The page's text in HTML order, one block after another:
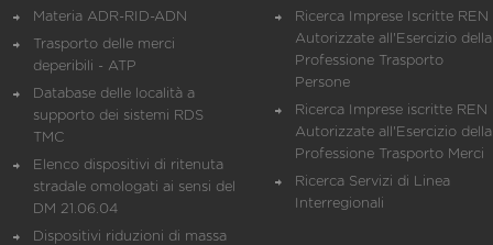
Materia ADR-RID-ADN
Trasporto delle merci
deperibili - ATP
Database delle località a
supporto dei sistemi RDS
TMC
Elenco dispositivi di ritenuta
stradale omologati ai sensi del
DM 21.06.04
Dispositivi riduzioni di massa
Ricerca Imprese Iscritte REN
Autorizzate all'Esercizio della
Professione Trasporto
Persone
Ricerca Imprese iscritte REN
Autorizzate all'Esercizio della
Professione Trasporto Merci
Ricerca Servizi di Linea
Interregionali